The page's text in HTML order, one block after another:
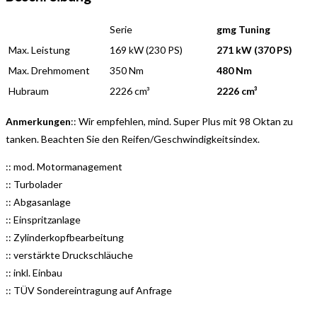
Serie
gmg Tuning
Max. Leistung
169 kW (230 PS)
271 kW (370 PS)
Max. Drehmoment
350 Nm
480 Nm
Hubraum
2226 cm³ 2226 cm³
Anmerkungen:: Wir empfehlen, mind. Super Plus mit 98 Oktan zu
tanken. Beachten Sie den Reifen/Geschwindigkeitsindex.
:: mod. Motormanagement
:: Turbolader
:: Abgasanlage
:: Einspritzanlage
:: Zylinderkopfbearbeitung
:: verstärkte Druckschläuche
:: inkl. Einbau
:: TÜV Sondereintragung auf Anfrage